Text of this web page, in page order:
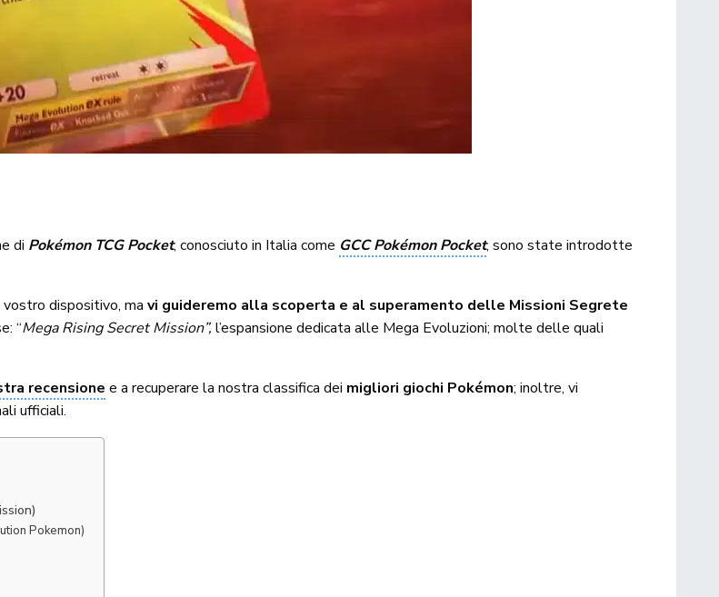
di Pokémon TCG Pocket, conosciuto in Italia come GCC Pokémon Pocket, sono state introdotte
dispositivo, ma vi guideremo alla scoperta e al superamento delle Missioni Segrete
“Mega Rising Secret Mission”, l’espansione dedicata alle Mega Evoluzioni; molte delle quali
recensione e a recuperare la nostra classifica dei migliori giochi Pokémon; inoltre, vi
ufficiali.
Pokemon)